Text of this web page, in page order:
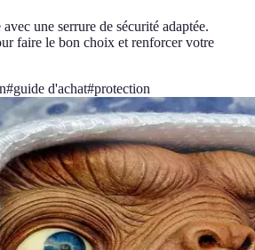
une serrure de sécurité adaptée.
faire le bon choix et renforcer votre
#guide d'achat#protection